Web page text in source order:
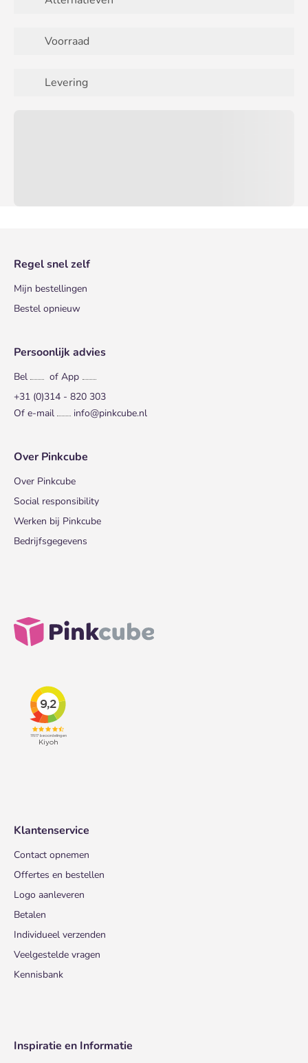
Voorraad
Levering
Regel snel zelf
Mijn bestellingen
Bestel opnieuw
Persoonlijk advies
Bel
of App
+31 (0)314 - 820 303
Of e-mail
info@pinkcube.nl
Over Pinkcube
Over Pinkcube
Social responsibility
Werken bij Pinkcube
Bedrijfsgegevens
Klantenservice
Contact opnemen
Offertes en bestellen
Logo aanleveren
Betalen
Individueel verzenden
Veelgestelde vragen
Kennisbank
Inspiratie en Informatie